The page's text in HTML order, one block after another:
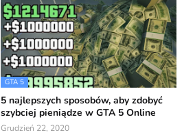
GTA 5
5 najlepszych sposobów, aby zdobyć
szybciej pieniądze w GTA 5 Online
Grudzień 22, 2020